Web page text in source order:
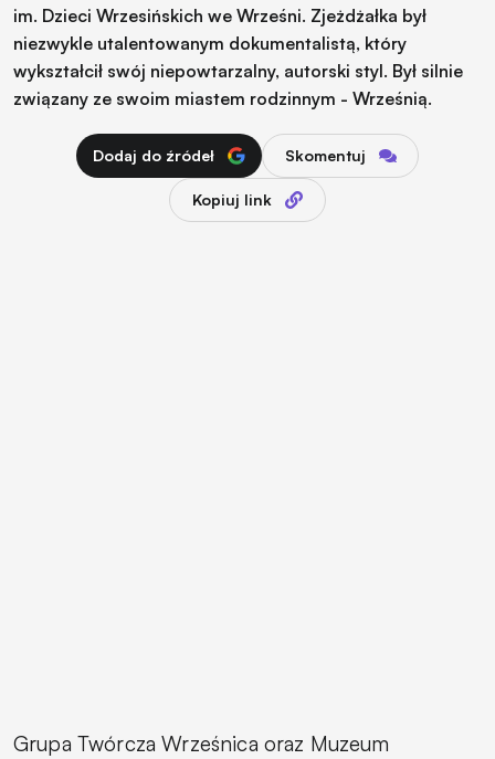
im. Dzieci Wrzesińskich we Wrześni. Zjeżdżałka był
niezwykle utalentowanym dokumentalistą, który
wykształcił swój niepowtarzalny, autorski styl. Był silnie
związany ze swoim miastem rodzinnym - Wrześnią.
Dodaj do źródeł Skomentuj
Kopiuj link
Grupa Twórcza Wrześnica oraz Muzeum